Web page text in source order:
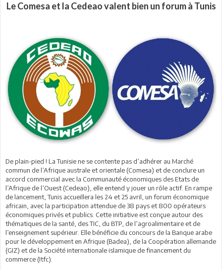
Le Comesa et la Cedeao valent bien un forum à Tunis
De plain-pied ! La Tunisie ne se contente pas d’adhérer au Marché
commun de l’Afrique australe et orientale (Comesa) et de conclure un
accord commercial avec la Communauté économiques des Etats de
l’Afrique de l’Ouest (Cedeao), elle entend y jouer un rôle actif. En rampe
de lancement, Tunis accueillera les 24 et 25 avril, un forum économique
africain, avec la participation attendue de 38 pays et 800 opérateurs
économiques privés et publics. Cette initiative est conçue autour des
thématiques de la santé, des TIC, du BTP, de l’agroalimentaire et de
l’enseignement supérieur. Elle bénéficie du concours de la Banque arabe
pour le développement en Afrique (Badea), de la Coopération allemande
(GIZ) et de la Société internationale islamique de financement du
commerce (Itfc).